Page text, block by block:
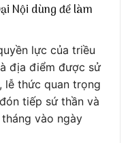
Nội dùng để làm
lực của triều
địa điểm được sử
lễ thức quan trọng
tiếp sứ thần và
vào ngày